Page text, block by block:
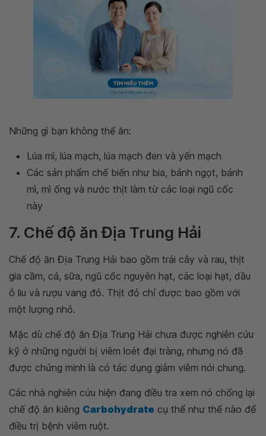
Những gì bạn không thể ăn:
Lúa mì, lúa mạch, lúa mạch đen và yến mạch
Các sản phẩm chế biến như bia, bánh ngọt, bánh
mì, mì ống và nước thịt làm từ các loại ngũ cốc
này
7. Chế độ ăn Địa Trung Hải
Chế độ ăn Địa Trung Hải bao gồm trái cây và rau, thịt
gia cầm, cá, sữa, ngũ cốc nguyên hạt, các loại hạt, dầu
ô liu và rượu vang đỏ. Thịt đỏ chỉ được bao gồm với
một lượng nhỏ.
Mặc dù chế độ ăn Địa Trung Hải chưa được nghiên cứu
kỹ ở những người bị viêm loét đại tràng, nhưng nó đã
được chứng minh là có tác dụng giảm viêm nói chung.
Các nhà nghiên cứu hiện đang điều tra xem nó chống lại
chế độ ăn kiêng Carbohydrate cụ thể như thế nào để
điều trị bệnh viêm ruột.